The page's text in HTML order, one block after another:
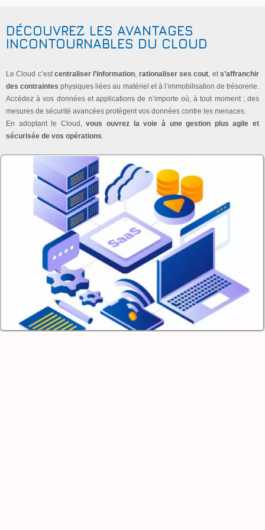
DÉCOUVREZ LES AVANTAGES
INCONTOURNABLES DU CLOUD
Le Cloud c’estcentraliser l’information, rationaliser ses cout, ets’affranchir
des contraintes physiques liées au matériel et à l’immobilisation de trésorerie.
Accédez à vos données et applications de n’importe où, à tout moment ; des
mesures de sécurité avancées protègent vos données contre les menaces.
En adoptant le Cloud,vous ouvrez la voie à une gestion plus agile et
sécurisée de vos opérations.